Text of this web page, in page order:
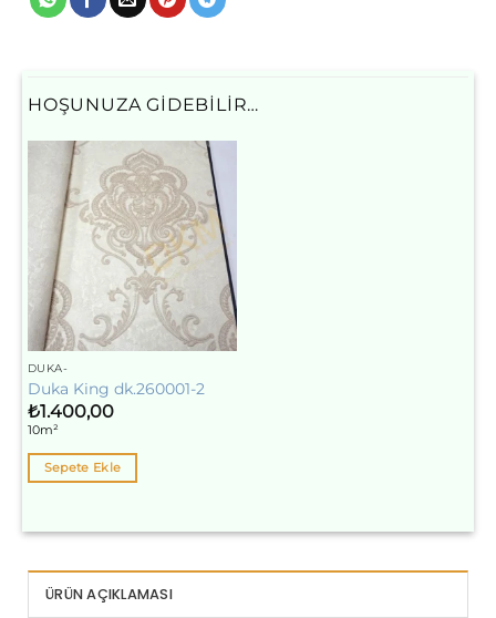
HOŞUNUZA GIDEBILIR…
DUKA-
Duka King dk.260001-2
₺1.400,00
10m²
Sepete Ekle
ÜRÜN AÇIKLAMASI